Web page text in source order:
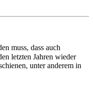
muss, dass auch
letzten Jahren wieder
unter anderem in